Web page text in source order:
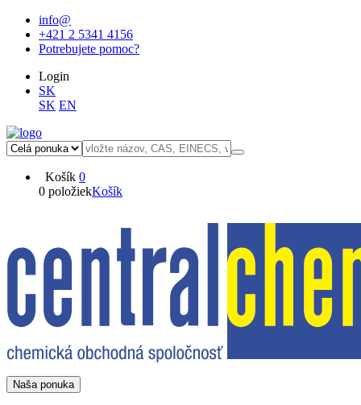
info@
+421 2 5341 4156
Potrebujete pomoc?
Login
SK
SK EN
Košík 0
0 položiekKošík
Naša ponuka